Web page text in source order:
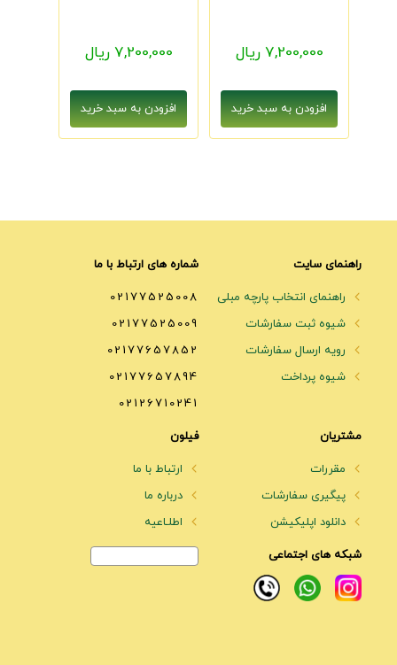
7,200,000 ریال 7,200,000 ریال
راهنمای سایت
راهنمای انتخاب پارچه مبلی
شیوه ثبت سفارشات
رویه ارسال سفارشات
شیوه پرداخت
شماره های ارتباط با ما
02177525008
02177525009
02177657852
02177657894
02126710241
مشتریان
مقررات
پیگیری سفارشات
دانلود اپلیکیشن
فیلون
ارتباط با ما
درباره ما
اطلـاعیه
شبکه های اجتماعی